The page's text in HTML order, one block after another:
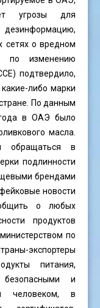
угрозы для
сетях о вредном
по изменению
подтвердило,
либо марки
По данным
в ОАЭ было
масла.
обращаться в
подлинности
брендами
новости
о любых
продуктов
по
экспортеры
питания,
и
человеком, в